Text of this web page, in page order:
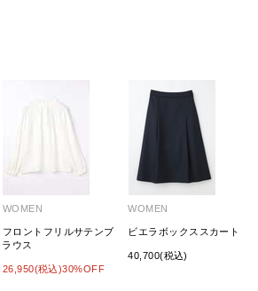
WOMEN
フロントフリルサテンブ
ラウス
26,950(税込)30%OFF
WOMEN
ビエラボックススカート
40,700(税込)